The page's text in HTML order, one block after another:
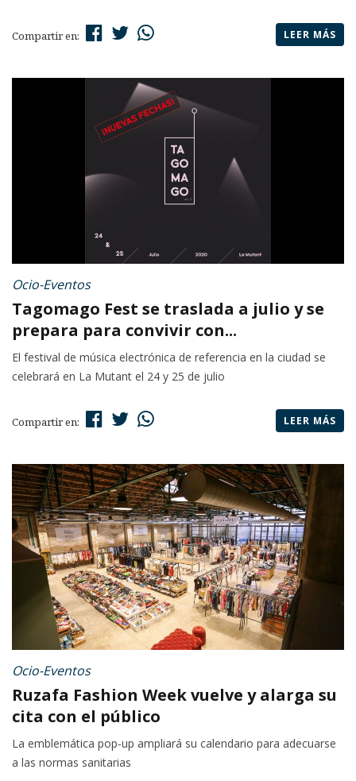
Compartir en: LEER MÁS
Ocio-Eventos
Tagomago Fest se traslada a julio y se
prepara para convivir con...
El festival de música electrónica de referencia en la ciudad se
celebrará en La Mutant el 24 y 25 de julio
Compartir en: LEER MÁS
Ocio-Eventos
Ruzafa Fashion Week vuelve y alarga su
cita con el público
La emblemática pop-up ampliará su calendario para adecuarse
a las normas sanitarias